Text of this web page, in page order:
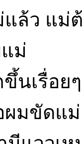
ล้ว แม่ต้
ม่
นเรื่อย
ผมขัดแ